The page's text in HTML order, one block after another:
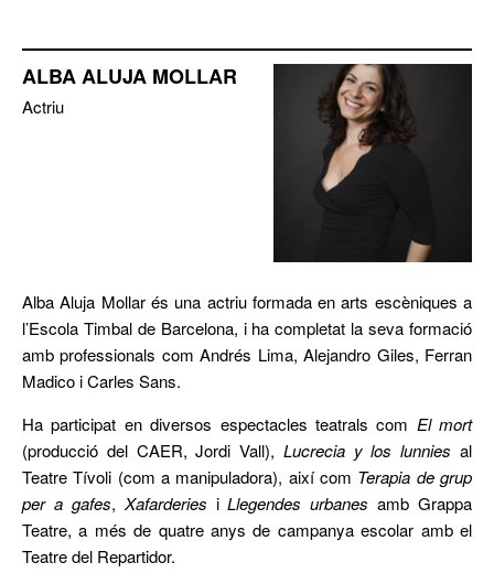
ALBA ALUJA MOLLAR
Actriu
Alba Aluja Mollar és una actriu formada en arts escèniques a
l’Escola Timbal de Barcelona, i ha completat la seva formació
amb professionals com Andrés Lima, Alejandro Giles, Ferran
Madico i Carles Sans.
Ha participat en diversos espectacles teatrals com El mort
(producció del CAER, Jordi Vall), Lucrecia y los lunnies al
Teatre Tívoli (com a manipuladora), així com Terapia de grup
per a gafes, Xafarderies iLlegendes urbanes amb Grappa
Teatre, a més de quatre anys de campanya escolar amb el
Teatre del Repartidor.